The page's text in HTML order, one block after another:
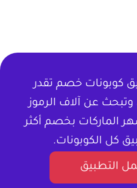
كوبونات خصم تقدر
وتبحث عن آلاف الرموز
الماركات بخصم أكثر
كل الكوبونات.
التطبيق